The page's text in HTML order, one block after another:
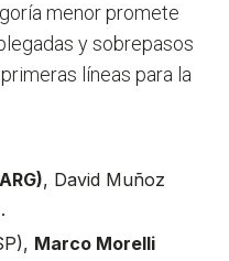
menor promete
y sobrepasos
líneas para la
, David Muñoz
Marco Morelli